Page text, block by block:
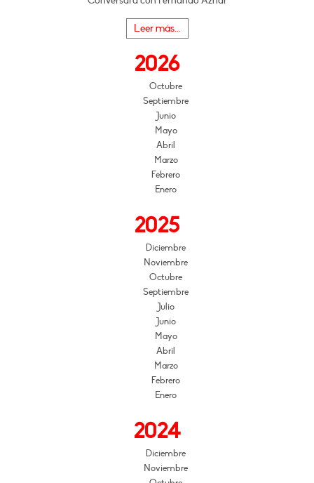
Leer más...
2026
Octubre
Septiembre
Junio
Mayo
Abril
Marzo
Febrero
Enero
2025
Diciembre
Noviembre
Octubre
Septiembre
Julio
Junio
Mayo
Abril
Marzo
Febrero
Enero
2024
Diciembre
Noviembre